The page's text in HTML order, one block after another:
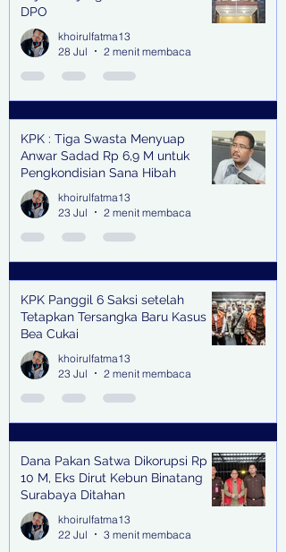
DPO
khoirulfatma13
28 Jul
2 menit membaca
KPK : Tiga Swasta Menyuap
Anwar Sadad Rp 6,9 M untuk
Pengkondisian Sana Hibah
khoirulfatma13
23 Jul
2 menit membaca
KPK Panggil 6 Saksi setelah
Tetapkan Tersangka Baru Kasus
Bea Cukai
khoirulfatma13
23 Jul
2 menit membaca
Dana Pakan Satwa Dikorupsi Rp
10 M, Eks Dirut Kebun Binatang
Surabaya Ditahan
khoirulfatma13
22 Jul
3 menit membaca